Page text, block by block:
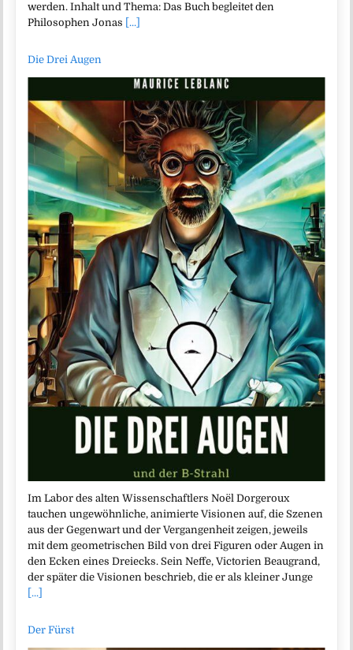
werden. Inhalt und Thema: Das Buch begleitet den
Philosophen Jonas [...]
Die Drei Augen
Im Labor des alten Wissenschaftlers Noël Dorgeroux
tauchen ungewöhnliche, animierte Visionen auf, die Szenen
aus der Gegenwart und der Vergangenheit zeigen, jeweils
mit dem geometrischen Bild von drei Figuren oder Augen in
den Ecken eines Dreiecks. Sein Neffe, Victorien Beaugrand,
der später die Visionen beschrieb, die er als kleiner Junge
[...]
Der Fürst